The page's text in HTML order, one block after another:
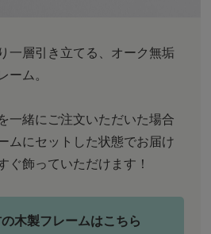
一層引き立てる、オーク無垢
ム。
一緒にご注文いただいた場合
ムにセットした状態でお届け
ぐ飾っていただけます！
木製フレームはこちら